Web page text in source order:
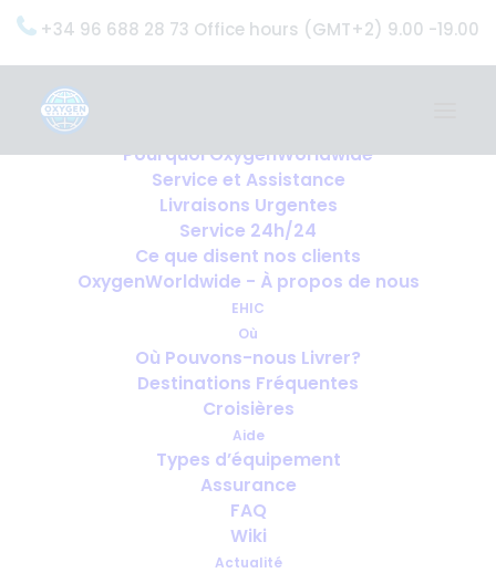
+34 96 688 28 73 Office hours (GMT+2) 9.00 -19.00
OxygenWorldwide (Ce que nous faisons)
Pourquoi OxygenWorldwide
Service et Assistance
Livraisons Urgentes
Service 24h/24
Ce que disent nos clients
OxygenWorldwide - À propos de nous
EHIC
Où
Où Pouvons-nous Livrer?
Destinations Fréquentes
Croisières
Aide
Types d’équipement
Assurance
FAQ
Wiki
Actualité
Nous aimerions avoir votre
avis